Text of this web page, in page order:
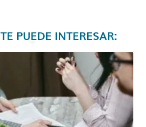
PUEDE INTERESAR: